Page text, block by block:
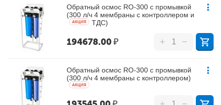
Обратный осмос RO-300 с промывкой
(300 л/ч 4 мембраны с контроллером и
ТДС)
AКЦИЯ
194678.00₽ + −
Обратный осмос RO-300 с промывкой
(300 л/ч 4 мембраны с контроллером)
AКЦИЯ